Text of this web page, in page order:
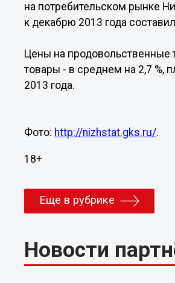
на потребительском рынке
к декабрю 2013 года составил
Цены на продовольственные
товары - в среднем на 2,7 %,
2013 года.
Фото: http://nizhstat.gks.ru/.
18+
Еще в рубрике
Новости